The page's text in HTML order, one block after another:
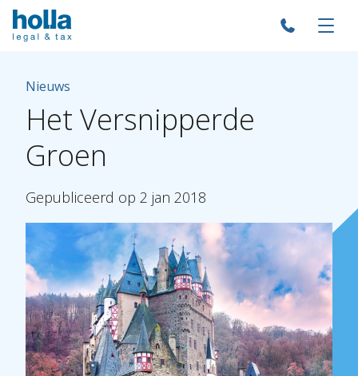
Nieuws
Het Versnipperde
Groen
Gepubliceerd op 2 jan 2018